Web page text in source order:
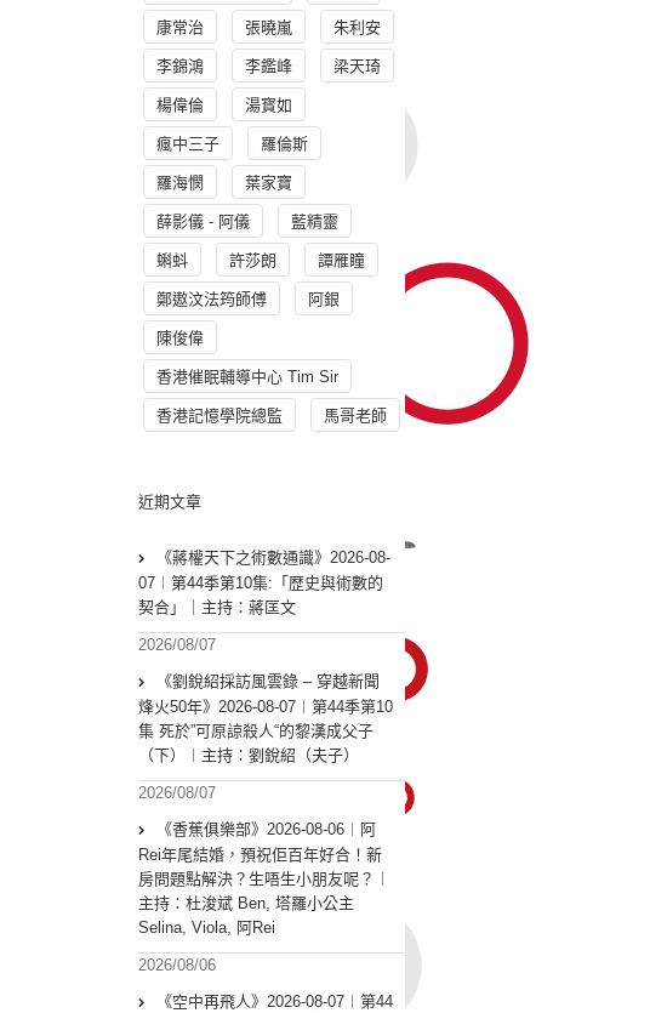
康常治 張曉嵐 朱利安
李錦鴻 李鑑峰 梁天琦
楊偉倫 湯寳如
瘋中三子 羅倫斯
羅海憫 葉家寶
薛影儀 - 阿儀 藍精靈
蝌蚪 許莎朗 譚雁瞳
鄭遨汶法筠師傅 阿銀
陳俊偉
香港催眠輔導中心 Tim Sir
香港記憶學院總監 馬哥老師
近期文章
《蔣權天下之術數通識》2026-08-
07︱第44季第10集:「歴史與術數的
契合」｜主持：蔣匡文
2026/08/07
《劉銳紹採訪風雲錄 – 穿越新聞
烽火50年》2026-08-07︱第44季第10
集 死於”可原諒殺人“的黎漢成父子
（下）︱主持：劉銳紹（夫子）
2026/08/07
《香蕉俱樂部》2026-08-06︱阿
Rei年尾結婚，預祝佢百年好合！新
房問題點解決？生唔生小朋友呢？︱
主持：杜浚斌 Ben, 塔羅小公主
Selina, Viola, 阿Rei
2026/08/06
《空中再飛人》2026-08-07︱第44